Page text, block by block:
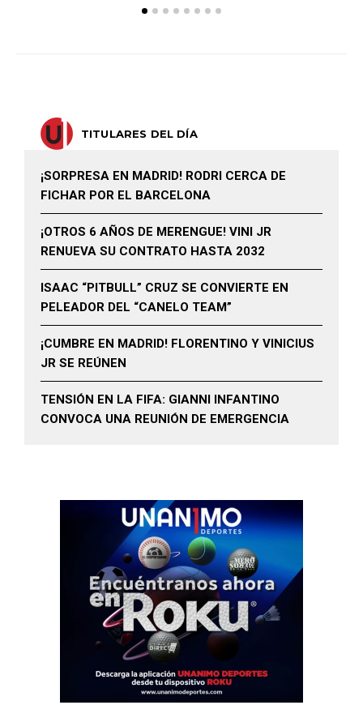
TITULARES DEL DÍA
¡SORPRESA EN MADRID! RODRI CERCA DE
FICHAR POR EL BARCELONA
¡OTROS 6 AÑOS DE MERENGUE! VINI JR
RENUEVA SU CONTRATO HASTA 2032
ISAAC “PITBULL” CRUZ SE CONVIERTE EN
PELEADOR DEL “CANELO TEAM”
¡CUMBRE EN MADRID! FLORENTINO Y VINICIUS
JR SE REÚNEN
TENSIÓN EN LA FIFA: GIANNI INFANTINO
CONVOCA UNA REUNIÓN DE EMERGENCIA